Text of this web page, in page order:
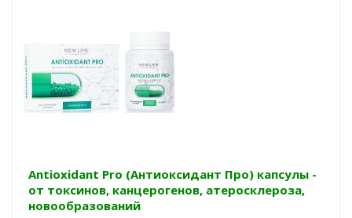
Antioxidant Pro (Антиоксидант Про) капсулы -
от токсинов, канцерогенов, атеросклероза,
новообразований